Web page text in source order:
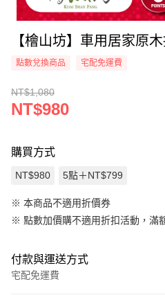
【檜山坊】車用居家原
點數兌換商品 宅配免運費
NT$1,080
NT$980
購買方式
NT$980 5點＋NT$799
※ 本商品不適用折價券
※ 點數加價購不適用折扣活動，滿
付款與運送方式
宅配免運費